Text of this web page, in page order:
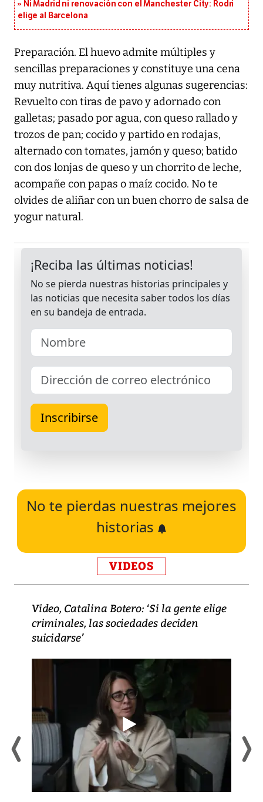
Ni Madrid ni renovación con el Manchester City: Rodri
elige al Barcelona
Preparación. El huevo admite múltiples y
sencillas preparaciones y constituye una cena
muy nutritiva. Aquí tienes algunas sugerencias:
Revuelto con tiras de pavo y adornado con
galletas; pasado por agua, con queso rallado y
trozos de pan; cocido y partido en rodajas,
alternado con tomates, jamón y queso; batido
con dos lonjas de queso y un chorrito de leche,
acompañe con papas o maíz cocido. No te
olvides de aliñar con un buen chorro de salsa de
yogur natural.
No te pierdas nuestras mejores
historias
VIDEOS
Video, Catalina Botero: ‘Si la gente elige
criminales, las sociedades deciden
suicidarse’